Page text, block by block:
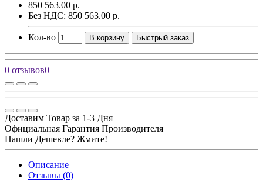
850 563.00 р.
Без НДС: 850 563.00 р.
Кол-во В корзину Быстрый заказ
0 отзывов0
Доставим Товар за 1-3 Дня
Официальная Гарантия Производителя
Нашли Дешевле? Жмите!
Описание
Отзывы (0)